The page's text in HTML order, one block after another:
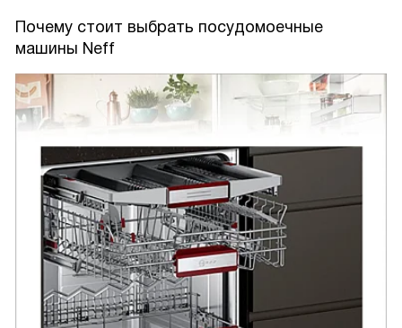
Почему стоит выбрать посудомоечные
машины Neff